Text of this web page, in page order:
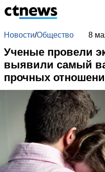
Новости/Общество 8
Ученые провели
выявили самый
прочных